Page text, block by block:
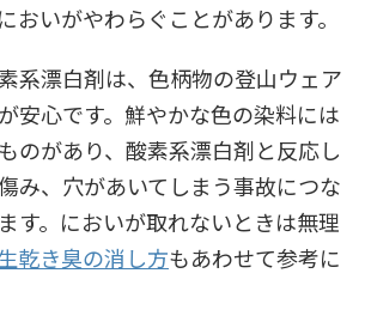
おいがやわらぐことがあります。
系漂白剤は、色柄物の登山ウェア
安心です。鮮やかな色の染料には
のがあり、酸素系漂白剤と反応し
み、穴があいてしまう事故につな
す。においが取れないときは無理
乾き臭の消し方もあわせて参考に